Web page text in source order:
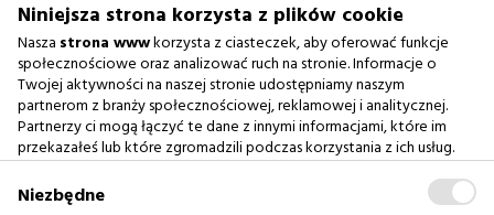
Zobacz również
Agencja Interaktywna
Baza Wiedzy
Niniejsza strona korzysta z plików cookie
Nasza strona wwwkorzysta z ciasteczek, aby oferować funkcje
społecznościowe oraz analizować ruch na stronie. Informacje o
Twojej aktywności na naszej stronie udostępniamy naszym
partnerom z branży społecznościowej, reklamowej i analitycznej.
Partnerzy ci mogą łączyć te dane z innymi informacjami, które im
przekazałeś lub które zgromadzili podczas korzystania z ich usług.
na prawidłowe działanie serwisu
Niezbędne